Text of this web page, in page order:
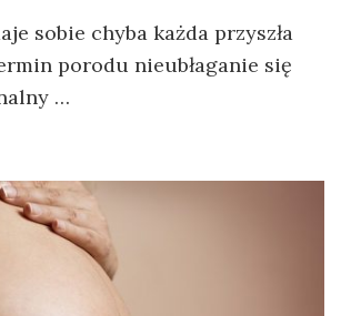
sobie chyba każda przyszła
porodu nieubłaganie się
…